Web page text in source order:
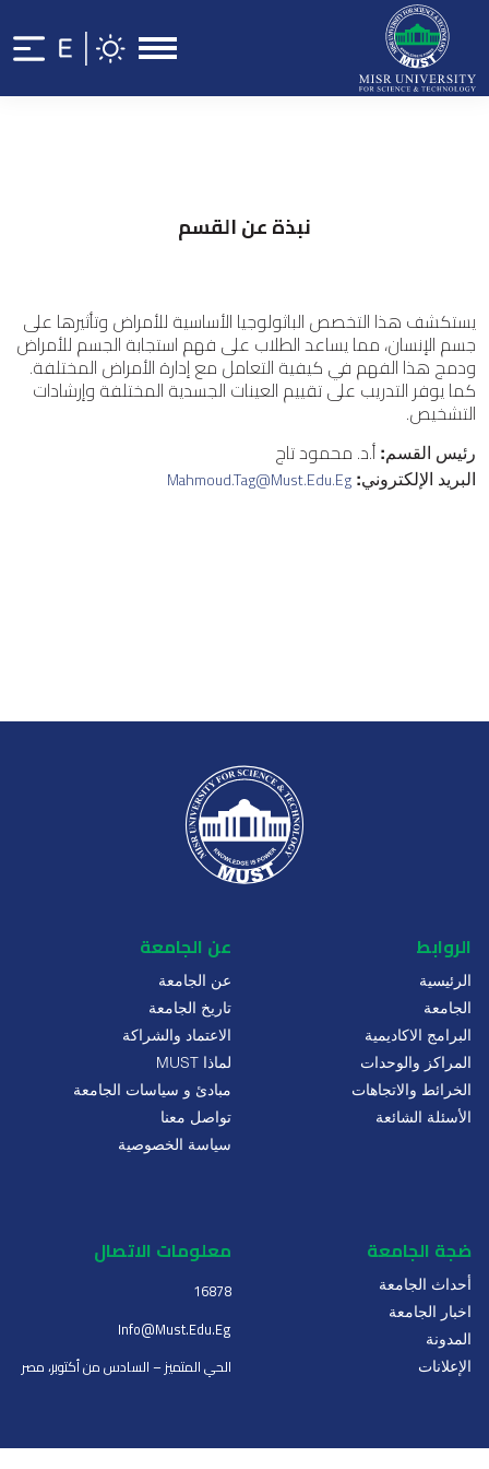
نبذة عن القسم
يستكشف هذا التخصص الباثولوجيا الأساسية للأمراض وتأثيرها على
جسم الإنسان، مما يساعد الطلاب على فهم استجابة الجسم للأمراض
ودمج هذا الفهم في كيفية التعامل مع إدارة الأمراض المختلفة.
كما يوفر التدريب على تقييم العينات الجسدية المختلفة وإرشادات
التشخيص.
رئيس القسم: أ.د. محمود تاج
البريد الإلكتروني: Mahmoud.tag@must.edu.eg
الروابط
الرئيسية
الجامعة
البرامج الاكاديمية
المراكز والوحدات
الخرائط والاتجاهات
الأسئلة الشائعة
عن الجامعة
عن الجامعة
تاريخ الجامعة
الاعتماد والشراكة
لماذا MUST
مبادئ و سياسات الجامعة
تواصل معنا
سياسة الخصوصية
ضجة الجامعة
أحداث الجامعة
اخبار الجامعة
المدونة
الإعلانات
معلومات الاتصال
16878
Info@must.edu.eg
الحي المتميز – السادس من أكتوبر، مصر